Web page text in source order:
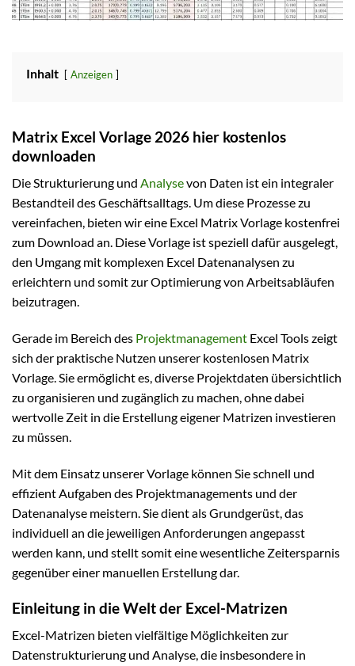
Inhalt Anzeigen
Matrix Excel Vorlage 2026 hier kostenlos
downloaden
Die Strukturierung und Analysevon Daten ist ein integraler
Bestandteil des Geschäftsalltags. Um diese Prozesse zu
vereinfachen, bieten wir eine Excel Matrix Vorlage kostenfrei
zum Download an. Diese Vorlage ist speziell dafür ausgelegt,
den Umgang mit komplexen Excel Datenanalysen zu
erleichtern und somit zur Optimierung von Arbeitsabläufen
beizutragen.
Gerade im Bereich des Projektmanagement Excel Tools zeigt
sich der praktische Nutzen unserer kostenlosen Matrix
Vorlage. Sie ermöglicht es, diverse Projektdaten übersichtlich
zu organisieren und zugänglich zu machen, ohne dabei
wertvolle Zeit in die Erstellung eigener Matrizen investieren
zu müssen.
Mit dem Einsatz unserer Vorlage können Sie schnell und
effizient Aufgaben des Projektmanagements und der
Datenanalyse meistern. Sie dient als Grundgerüst, das
individuell an die jeweiligen Anforderungen angepasst
werden kann, und stellt somit eine wesentliche Zeitersparnis
gegenüber einer manuellen Erstellung dar.
Einleitung in die Welt der Excel-Matrizen
Excel-Matrizen bieten vielfältige Möglichkeiten zur
Datenstrukturierung und Analyse, die insbesondere in